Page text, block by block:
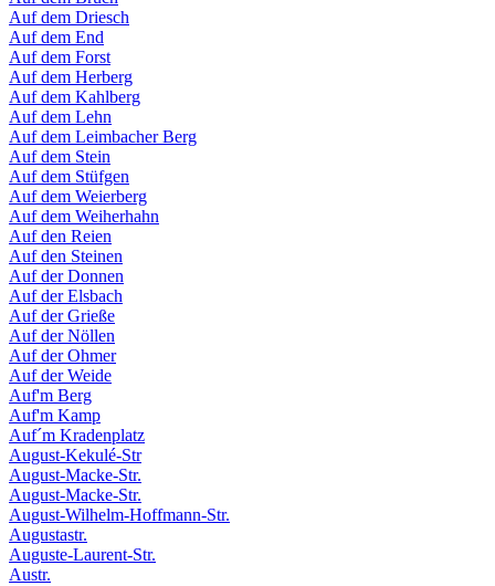
Auf dem Driesch
Auf dem End
Auf dem Forst
Auf dem Herberg
Auf dem Kahlberg
Auf dem Lehn
Auf dem Leimbacher Berg
Auf dem Stein
Auf dem Stüfgen
Auf dem Weierberg
Auf dem Weiherhahn
Auf den Reien
Auf den Steinen
Auf der Donnen
Auf der Elsbach
Auf der Grieße
Auf der Nöllen
Auf der Ohmer
Auf der Weide
Auf'm Berg
Auf'm Kamp
Auf´m Kradenplatz
August-Kekulé-Str
August-Macke-Str.
August-Macke-Str.
August-Wilhelm-Hoffmann-Str.
Augustastr.
Auguste-Laurent-Str.
Austr.